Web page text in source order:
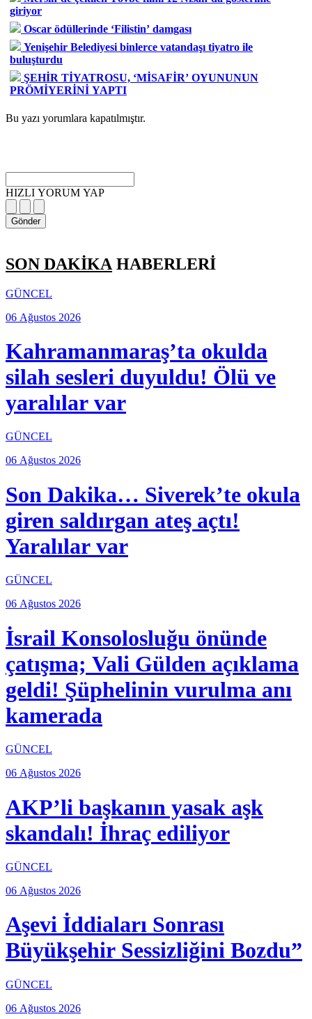
giriyor
Oscar ödüllerinde ‘Filistin’ damgası
Yenişehir Belediyesi binlerce vatandaşı tiyatro ile
buluşturdu
ŞEHİR TİYATROSU, ‘MİSAFİR’ OYUNUNUN
PRÖMİYERİNİ YAPTI
Bu yazı yorumlara kapatılmıştır.
HIZLI YORUM YAP
Gönder
SON DAKİKA HABERLERİ
GÜNCEL
06 Ağustos 2026
Kahramanmaraş’ta okulda
silah sesleri duyuldu! Ölü ve
yaralılar var
GÜNCEL
06 Ağustos 2026
Son Dakika… Siverek’te okula
giren saldırgan ateş açtı!
Yaralılar var
GÜNCEL
06 Ağustos 2026
İsrail Konsolosluğu önünde
çatışma; Vali Gülden açıklama
geldi! Şüphelinin vurulma anı
kamerada
GÜNCEL
06 Ağustos 2026
AKP’li başkanın yasak aşk
skandalı! İhraç ediliyor
GÜNCEL
06 Ağustos 2026
Aşevi İddiaları Sonrası
Büyükşehir Sessizliğini Bozdu”
GÜNCEL
06 Ağustos 2026